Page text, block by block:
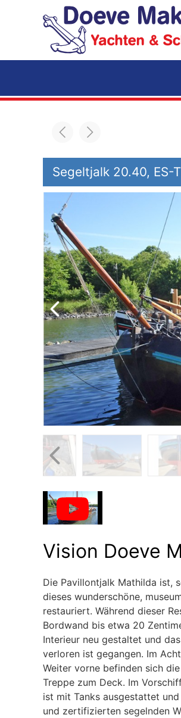
Zum Hauptinhalt springen
Segeltjalk 20.40, ES-
Vision Doeve
Die Pavillontjalk Mathilda ist,
dieses wunderschöne,
restauriert. Während dieser
Bordwand bis etwa 20
Interieur neu gestaltet und
verloren ist gegangen. Im
Weiter vorne befinden sich
Treppe zum Deck. Im
ist mit Tanks ausgestattet
und zertifizierten segelnden